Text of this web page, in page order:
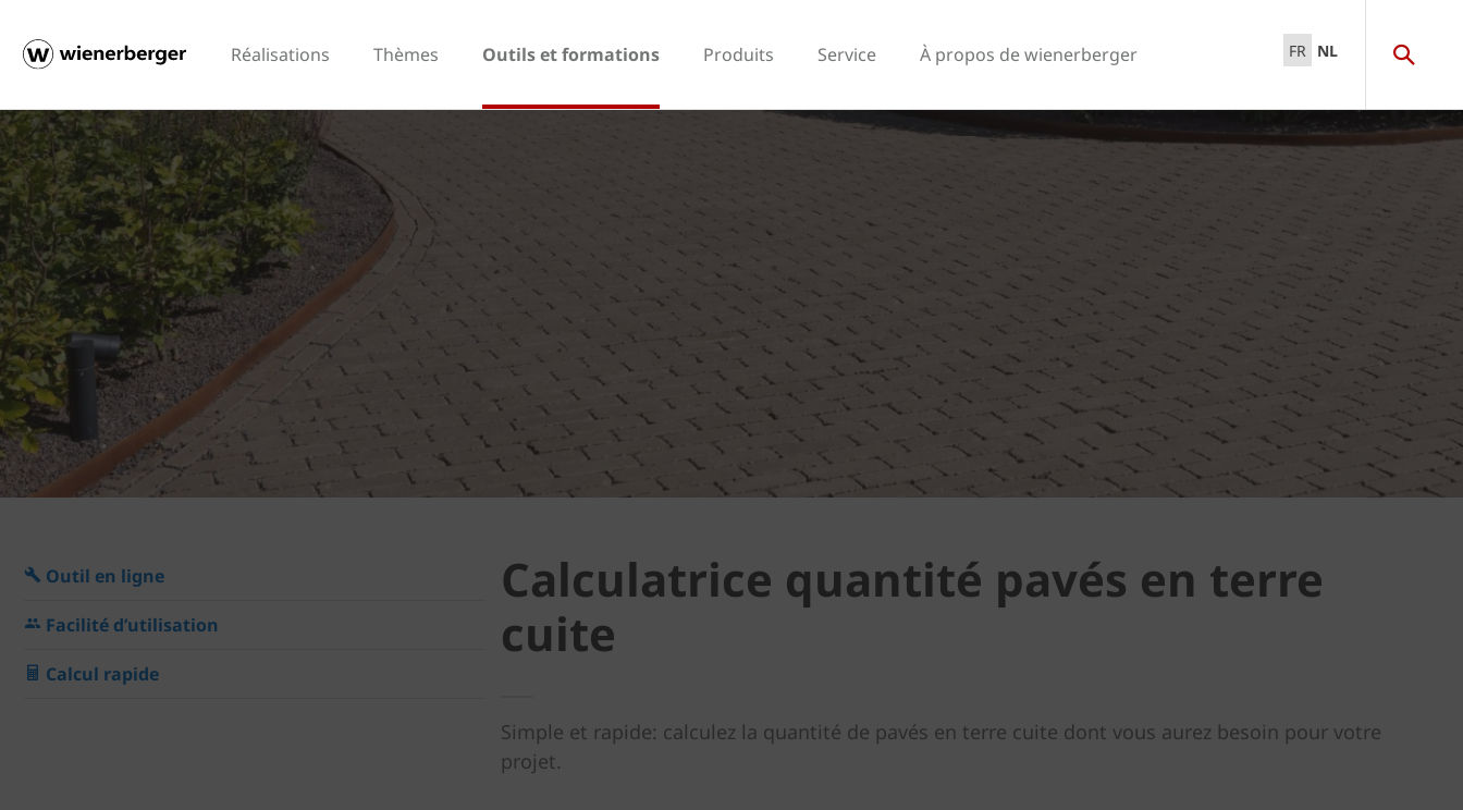
Réalisations Thèmes Outils et formations Produits Service À propos de wienerberger FR NL
Outil en ligne
Facilité d’utilisation
Calcul rapide
Calculatrice quantité pavés en terre
cuite
Simple et rapide: calculez la quantité de pavés en terre cuite dont vous aurez besoin pour votre
projet.